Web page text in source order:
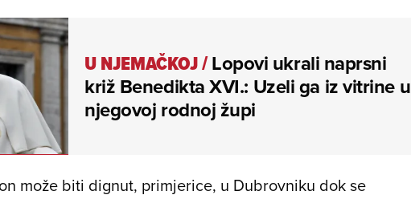
U NJEMAČKOJ/Lopovi ukrali naprsni
križ Benedikta XVI.: Uzeli ga iz vitrine u
njegovoj rodnoj župi
može biti dignut, primjerice, u Dubrovniku dok se